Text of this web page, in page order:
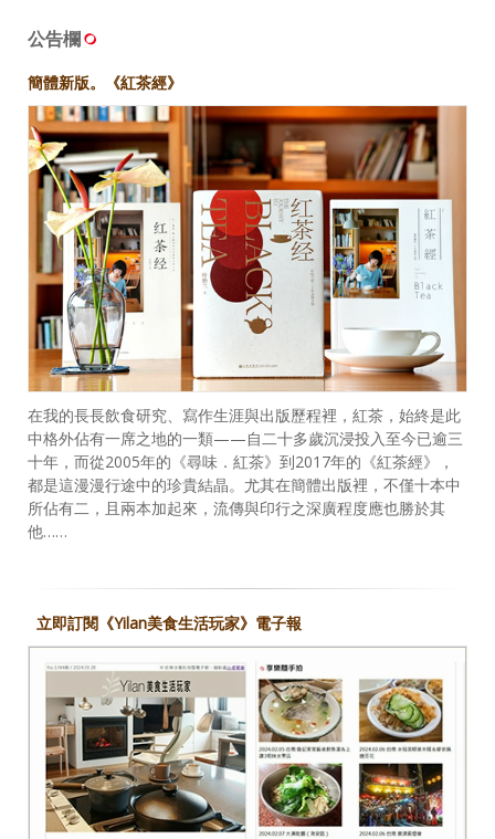
公告欄
簡體新版。《紅茶經》
在我的長長飲食研究、寫作生涯與出版歷程裡，紅茶，始終是此
中格外佔有一席之地的一類——自二十多歲沉浸投入至今已逾三
十年，而從2005年的《尋味．紅茶》到2017年的《紅茶經》，
都是這漫漫行途中的珍貴結晶。尤其在簡體出版裡，不僅十本中
所佔有二，且兩本加起來，流傳與印行之深廣程度應也勝於其
他……
立即訂閱《Yilan美食生活玩家》電子報